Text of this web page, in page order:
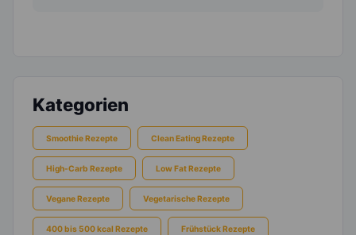
Kategorien
Smoothie Rezepte Clean Eating Rezepte
High-Carb Rezepte Low Fat Rezepte
Vegane Rezepte Vegetarische Rezepte
400 bis 500 kcal Rezepte Frühstück Rezepte